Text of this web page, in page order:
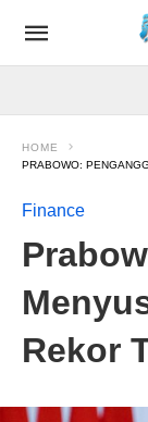
HOME
PRABOWO:
Finance
Rekor